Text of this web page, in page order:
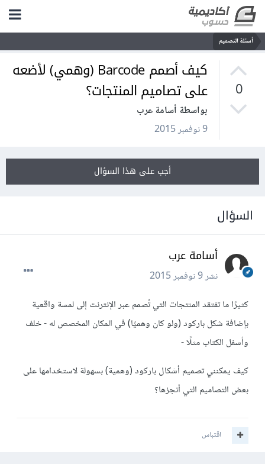
أسئلة التصميم
0
كيف أصمم Barcode (وهمي) لأضعه
على تصاميم المنتجات؟
بواسطة أسامة عرب
9 نوفمبر 2015
أجب على هذا السؤال
السؤال
أسامة عرب
نشر9 نوفمبر 2015
كثيرًا ما تفتقد المنتجات التي تُصمم عبر الإنترنت إلى لمسة واقعية
بإضافة شكل باركود (ولو كان وهميًا) في المكان المخصص له - خلف
وأسفل الكتاب مثلًا -
كيف يمكنني تصميم أشكال باركود (وهمية) بسهولة لاستخدامها على
بعض التصاميم التي أنجزها؟
اقتباس